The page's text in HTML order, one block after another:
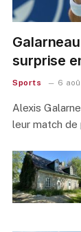
surprise
Sports 6
Alexis
leur match de